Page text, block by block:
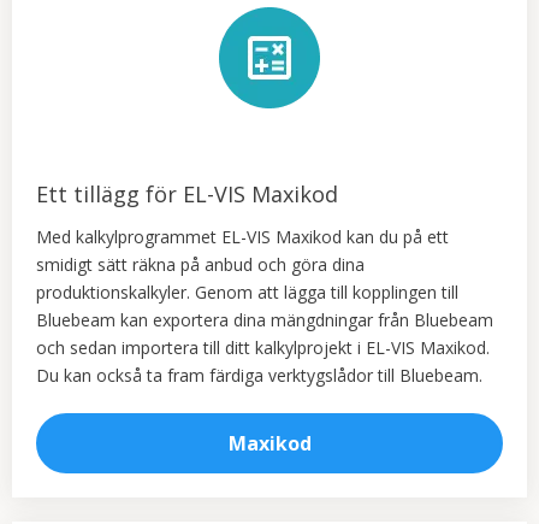
Ett tillägg för EL-VIS Maxikod
Med kalkylprogrammet EL-VIS Maxikod kan du på ett
smidigt sätt räkna på anbud och göra dina
produktionskalkyler. Genom att lägga till kopplingen till
Bluebeam kan exportera dina mängdningar från Bluebeam
och sedan importera till ditt kalkylprojekt i EL-VIS Maxikod.
Du kan också ta fram färdiga verktygslådor till Bluebeam.
Maxikod